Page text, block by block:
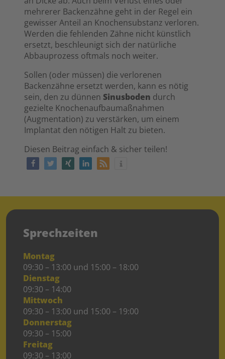
mehrerer Backenzähne geht in der Regel ein
gewisser Anteil an Knochensubstanz verloren.
Werden die fehlenden Zähne nicht künstlich
ersetzt, beschleunigt sich der natürliche
Abbauprozess oftmals noch weiter.
Sollen (oder müssen) die verlorenen
Backenzähne ersetzt werden, kann es nötig
sein, den zu dünnen Sinusboden durch
gezielte Knochenaufbaumaßnahmen
(Augmentation) zu verstärken, um einem
Implantat den nötigen Halt zu bieten.
Diesen Beitrag einfach & sicher teilen!
Sprechzeiten
Montag
09:30 – 13:00 und 15:00 – 18:00
Dienstag
09:30 – 14:00
Mittwoch
09:30 – 13:00 und 15:00 – 19:00
Donnerstag
09:30 – 15:00
Freitag
09:30 – 13:00